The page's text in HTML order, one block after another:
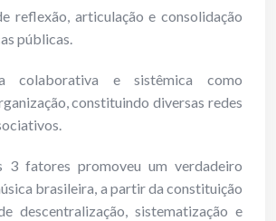
reflexão, articulação e consolidação
públicas.
colaborativa e sistêmica como
constituindo diversas redes
3 fatores promoveu um verdadeiro
brasileira, a partir da constituição
descentralização, sistematização e